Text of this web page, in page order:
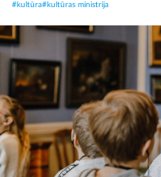
#kultūra#kultūras ministrija